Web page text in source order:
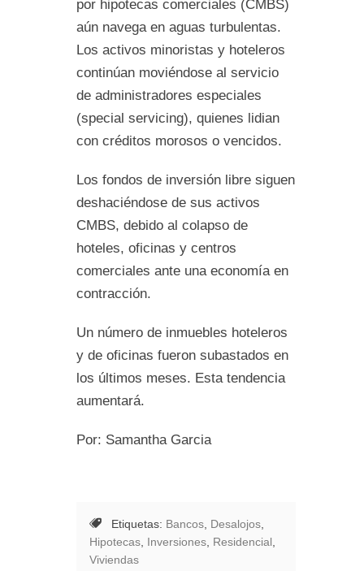
por hipotecas comerciales (CMBS)
aún navega en aguas turbulentas.
Los activos minoristas y hoteleros
continúan moviéndose al servicio
de administradores especiales
(special servicing), quienes lidian
con créditos morosos o vencidos.
Los fondos de inversión libre siguen
deshaciéndose de sus activos
CMBS, debido al colapso de
hoteles, oficinas y centros
comerciales ante una economía en
contracción.
Un número de inmuebles hoteleros
y de oficinas fueron subastados en
los últimos meses. Esta tendencia
aumentará.
Por: Samantha Garcia
Etiquetas: Bancos, Desalojos,
Hipotecas, Inversiones, Residencial,
Viviendas